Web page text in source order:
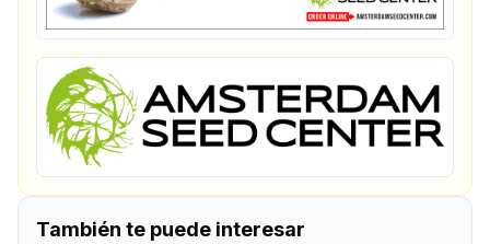
También te puede interesar